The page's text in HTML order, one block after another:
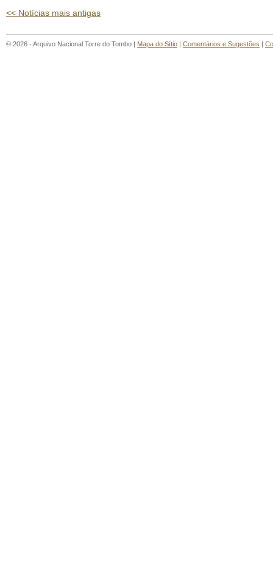
<< Notícias mais antigas
© 2026 - Arquivo Nacional Torre do Tombo | Mapa do Sítio | Comentários e Sugestões |